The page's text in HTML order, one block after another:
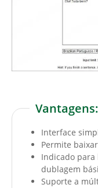
Vantagens:
Interface
Permite
Indicado
dublagem
Suporte a